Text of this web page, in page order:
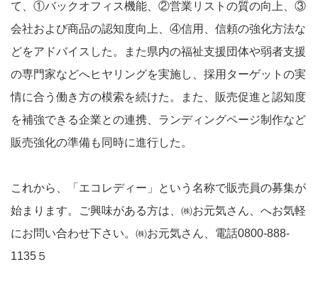
て、①バックオフィス機能、②営業リストの質の向上、③
会社および商品の認知度向上、④信用、信頼の強化方法な
どをアドバイスした。また県内の福祉支援団体や弱者支援
の専門家などへヒヤリングを実施し、採用ターゲットの実
情に合う働き方の模索を続けた。また、販売促進と認知度
を補強できる企業との連携、ランディングページ制作など
販売強化の準備も同時に進行した。
これから、「エコレディー」という名称で販売員の募集が
始まります。ご興味がある方は、㈱お元気さん、へお気軽
にお問い合わせ下さい。㈱お元気さん、電話0800-888-
1135５